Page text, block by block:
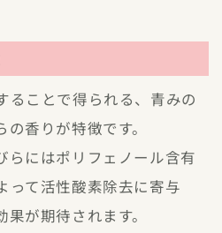
ることで得られる、青みの
香りが特徴です。
らにはポリフェノール含有
って活性酸素除去に寄与
が期待されます。